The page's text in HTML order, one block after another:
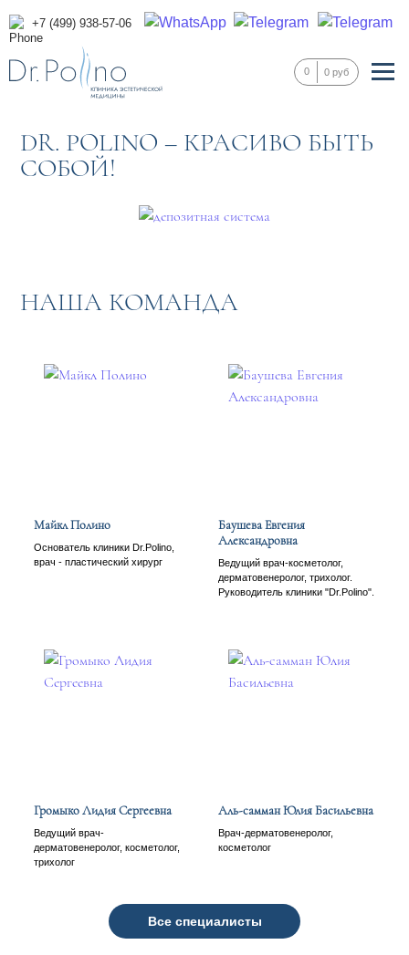
+7 (499) 938-57-06
0 0 руб
DR. POLINO – КРАСИВО БЫТЬ
СОБОЙ!
НАША КОМАНДА
Майкл Полино
Основатель клиники Dr.Polino,
врач - пластический хирург
Баушева Евгения
Александровна
Ведущий врач-косметолог,
дерматовенеролог, трихолог.
Руководитель клиники "Dr.Polino".
Громыко Лидия Сергеевна
Ведущий врач-
дерматовенеролог, косметолог,
трихолог
Аль-самман Юлия Басильевна
Врач-дерматовенеролог,
косметолог
Все специалисты